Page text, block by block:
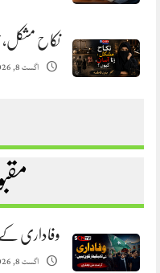
نکاح مشکل،
اگست 8, 2026
وفاداری کے
اگست 8, 2026